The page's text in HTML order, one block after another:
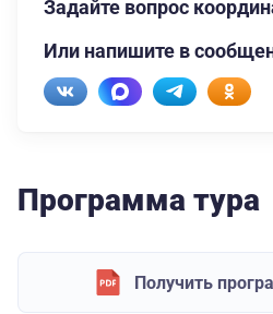
Задайте вопрос
Или напишите в
Программа тура
Получить